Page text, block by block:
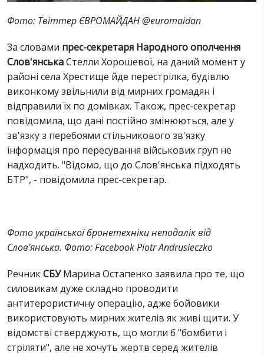
Фото: Твіттер ЄВРОМАЙДАН ‏@euromaidan
За словами прес-секретаря Народного ополчення
Слов'янськаСтелли Хорошевої, на даний момент у
районі села Хрестище йде перестрілка, будівлю
виконкому звільнили від мирних громадян і
відправили їх по домівках. Також, прес-секретар
повідомила, що дані постійно змінюються, але у
зв'язку з перебоями стільникового зв'язку
інформація про пересування військових груп не
надходить. "Відомо, що до Слов'янська підходять
БТР", - повідомила прес-секретар.
Фото української бронетехніки неподалік від
Слов'янська. Фото: Facebook Piotr Andrusieczko
РечникСБУМарина Остапенко заявила про те, що
силовикам дуже складно проводити
антитерористичну операцію, адже бойовики
використовують мирних жителів як живі щити. У
відомстві стверджують, що могли б "бомбити і
стріляти", але не хочуть жертв серед жителів